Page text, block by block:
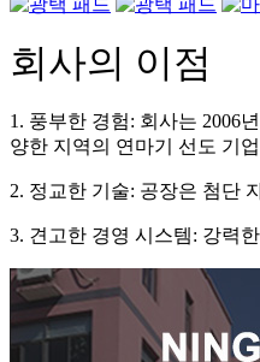
회사의 이점
1. 풍부한 경험: 회사는 2006
양한 지역의 연마기 선도 기
2. 정교한 기술: 공장은 첨단
3. 견고한 경영 시스템: 강력